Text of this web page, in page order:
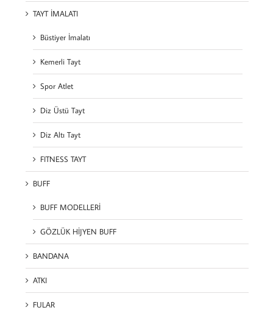
TAYT İMALATI
Büstiyer İmalatı
Kemerli Tayt
Spor Atlet
Diz Üstü Tayt
Diz Altı Tayt
FITNESS TAYT
BUFF
BUFF MODELLERİ
GÖZLÜK HİJYEN BUFF
BANDANA
ATKI
FULAR